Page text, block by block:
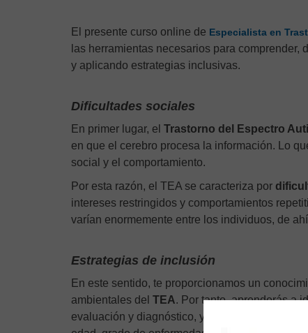
El presente curso online de Especialista en
las herramientas necesarios para
y aplicando estrategias inclusivas.
Dificultades sociales
En primer lugar, el Trastorno del Espectro
en que el cerebro procesa la información. Lo
social y el comportamiento.
Por esta razón, el TEA se caracteriza por
intereses restringidos y comportamientos
varían enormemente entre los individuos, de
Estrategias de inclusión
En este sentido, te proporcionamos un
ambientales del TEA. Por tanto, aprenderás a
evaluación y diagnóstico, y diseñar e